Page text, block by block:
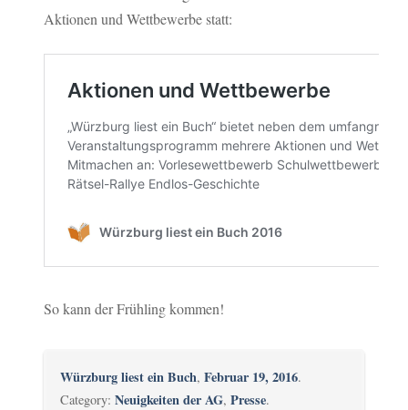
Aktionen und Wettbewerbe statt:
So kann der Frühling kommen!
Würzburg liest ein Buch,Februar 19, 2016.
Category:Neuigkeiten der AG,Presse.